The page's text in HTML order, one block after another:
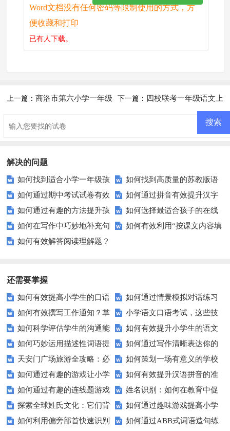
Word文档没有任何密码等限制使用的方式，方
便收藏和打印
已有人下载。
上一篇： 商洛市第六小学一年级 下一篇： 四校联考一年级语文上
解决的问题
如何找到适合小学一年级孩
子的语文试卷？
如何找到高质量的苏教版语
文试卷进行练习？
如何通过期中考试试卷有效
提升成绩？
如何通过拼音有效提升汉字
书写能力？
如何通过有趣的方法提升孩
子的组词能力？
如何选择最适合孩子的在线
数学学习资源？
如何在写作中巧妙地补充句
子以提升文章质量？
如何有效利用“按课文内容填
如何有效解答阅读理解题？
还需要掌握
如何有效提高小学生的口语
交际测试成绩？
如何通过情景模拟对话练习
提高你的沟通能力？
如何有效撰写工作通知？掌
握这些技巧让你的通知更专业！
小学语文口语考试，这些技
巧让孩子自信应考？
如何科学评估学生的沟通能
力？
如何有效提升小学生的语文
拼写能力？
如何巧妙运用描述性词语提
升教育效果？
如何通过写作清晰表达你的
愿望？
天安门广场旅游全攻略：必
看的历史与文化景点
如何策划一场有意义的学校
升旗仪式？
如何通过有趣的游戏让小学
生轻松掌握常见姓氏？
如何有效提升汉语拼音的准
确性和流利度？这里有妙招！
如何通过有趣的连线题游戏
提升孩子的逻辑思维能力？
姓名识别：如何在教育中促
进个性化学习？
探索全球姓氏文化：它们背
后隐藏的故事？
如何通过趣味游戏提高小学
生的拼音水平？
如何利用偏旁部首快速识别
如何通过ABB式词语造句练